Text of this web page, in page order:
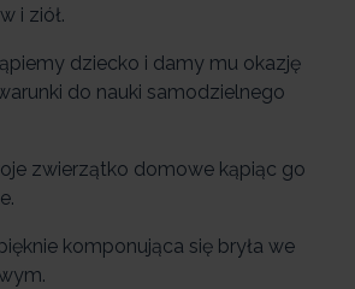
i ziół.
dziecko i damy mu okazję
do nauki samodzielnego
zwierzątko domowe kąpiąc go
komponująca się bryła we